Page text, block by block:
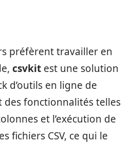
préfèrent travailler en
csvkit est une solution
d’outils en ligne de
fonctionnalités telles
et l’exécution de
fichiers CSV, ce qui le